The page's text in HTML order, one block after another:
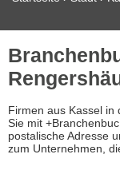
Firmen aus Kassel in
Sie mit
postalische Adresse
zum Unternehmen,